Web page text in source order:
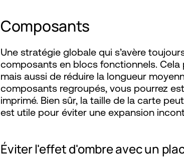
Composants
Une stratégie globale qui s’avère
composants en blocs fonctionnels. Cela
mais aussi de réduire la longueur
composants regroupés, vous pourrez
imprimé. Bien sûr, la taille de la carte
est utile pour éviter une expansion
Éviter l'effet d'ombre avec un